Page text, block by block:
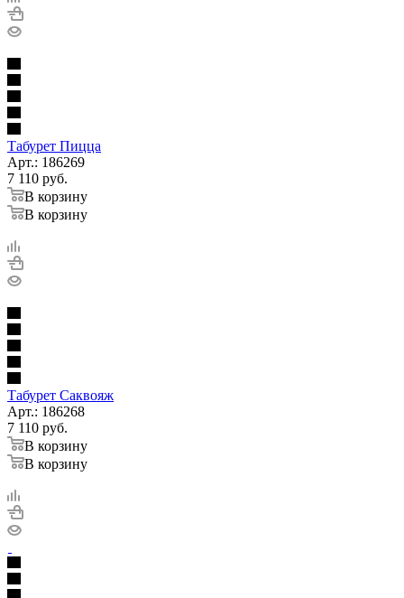
Табурет Пицца
Арт.: 186269
7 110 руб.
В корзину
В корзину
Табурет Саквояж
Арт.: 186268
7 110 руб.
В корзину
В корзину